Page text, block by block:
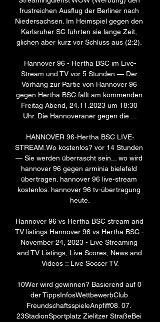
frustreichen Ausflug der Berliner nach
Niedersachsen. Im Heimspiel gegen den
Karlsruher SC führten sie lange Zeit,
glichen aber kurz vor Schluss aus (2:2).
Hannover 96 - Hertha BSC im Live-
Stream und TV vor 5 Stunden — Der
Vorhang zur Partie von Hannover 96
gegen Hertha BSC fällt am kommenden
Freitag Abend, 24.11.2023 um 18:30
Uhr. Die Hannoveraner gegen die ...
HANNOVER 96-Hertha BSC LIVE-
STREAM.Wo kostenlos? vor 14 Stunden
— Sie werden überrascht sein... wo wird
hannover 96 gegen arminia bielefeld
übertragen. hannover 96 live-stream
kostenlos. hannover 96 tv-übertragung
heute.
Hannover 96 vs Hertha BSC stream and
TV listings Hannover 96 vs Hertha BSC -
November 24, 2023 - Live Streaming
and TV Listings, Live Scores, News and
Videos :: Live Soccer TV.
10Wer wird gewinnen? Basierend auf 0
der TippsInfosWettbewerbClub
FreundschaftsspieleAnpfiff08. 07.
23StadionSportplatz Zielitzer StraßeBei